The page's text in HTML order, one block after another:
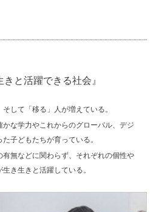
きと活躍できる社会』
して「移る」人が増えている。
な学力やこれからのグローバル、デジ
子どもたちが育っている。
無などに関わらず、それぞれの個性や
き生きと活躍している。